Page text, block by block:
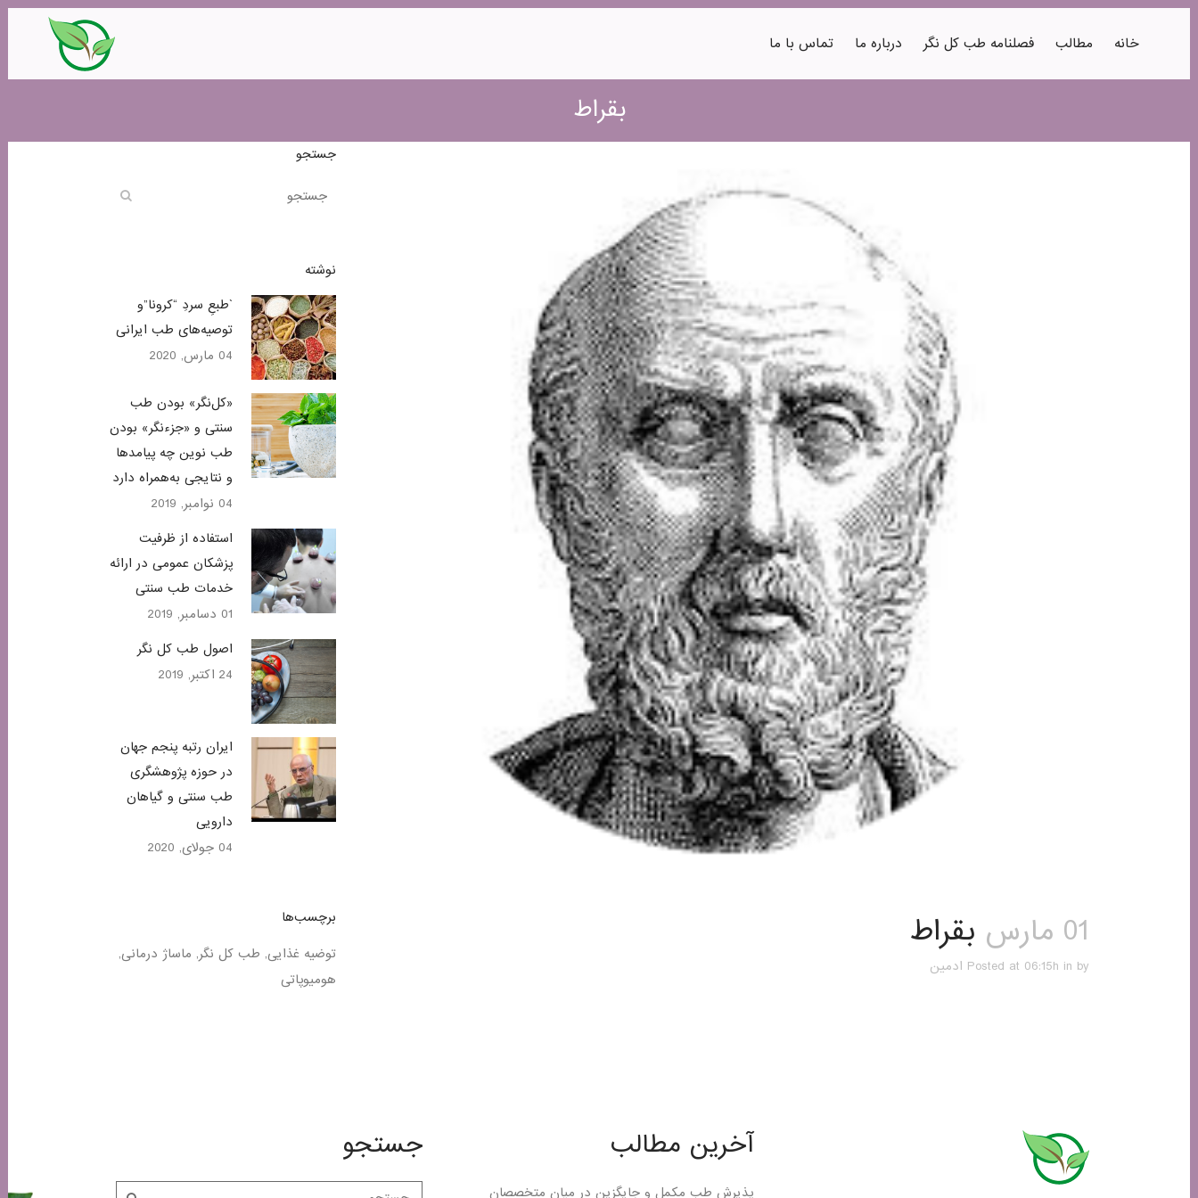
خانه مطالب فصلنامه طب کل نگر درباره ما تماس با ما
بقراط
01 مارس بقراط
Posted at 06:15h in by ادمین
جستجو
نوشته
`طبعِ سردِ “کرونا”و
توصیه‌های طب ایرانی
04 مارس, 2020
«کل‌نگر» بودن طب
سنتی و «جزء‌نگر» بودن
طب نوین چه پیامدها
و نتایجی به‌همراه دارد
04 نوامبر, 2019
استفاده از ظرفیت
پزشکان عمومی در ارائه
خدمات طب سنتی
01 دسامبر, 2019
اصول طب کل نگر
24 اکتبر, 2019
ایران رتبه پنجم جهان
در حوزه پژوهشگری
طب سنتی و گیاهان
دارویی
04 جولای, 2020
برچسب‌ها
توضیه غذایی طب کل نگر ماساژ درمانی
هومیوپاتی
آخرین مطالب
پذیرش طب مکمل و جایگزین در میان متخصصان
جستجو